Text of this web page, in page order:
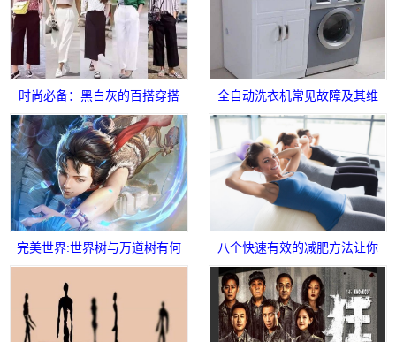
时尚必备：黑白灰的百搭穿搭
法省去烦恼!
全自动洗衣机常见故障及其维
修方法
完美世界:世界树与万道树有何
八个快速有效的减肥方法让你